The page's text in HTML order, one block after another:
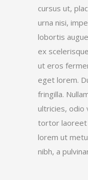
cursus ut,
urna nisi,
lobortis
ex
ut eros
eget lorem.
fringilla.
ultricies, odio
tortor laoreet
lorem ut
nibh, a